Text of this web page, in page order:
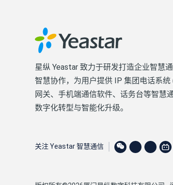
星纵 Yeastar 致力于研发打造企业智慧
智慧协作，为用户提供 IP 集团电话系
网关、手机端通信软件、话务台等智慧
数字化转型与智能化升级。
关注 Yeastar 智慧通信